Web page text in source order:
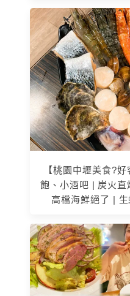
【桃園中壢美食?
飽、小酒吧 | 炭火直
高檔海鮮絕了 |